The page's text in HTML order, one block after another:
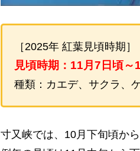
［2025年 紅葉見頃時期］
見頃時期：11月7日頃～
種類：カエデ、サクラ、
寸又峡では、10月下旬頃か